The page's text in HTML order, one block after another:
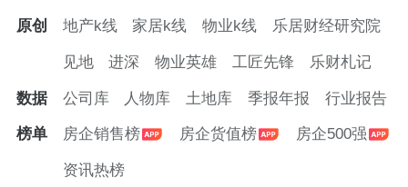
原创 地产k线 家居k线 物业k线 乐居财经研究院
见地 进深 物业英雄 工匠先锋 乐财札记
数据 公司库 人物库 土地库 季报年报 行业报告
榜单 房企销售榜 房企货值榜 房企500强
资讯热榜